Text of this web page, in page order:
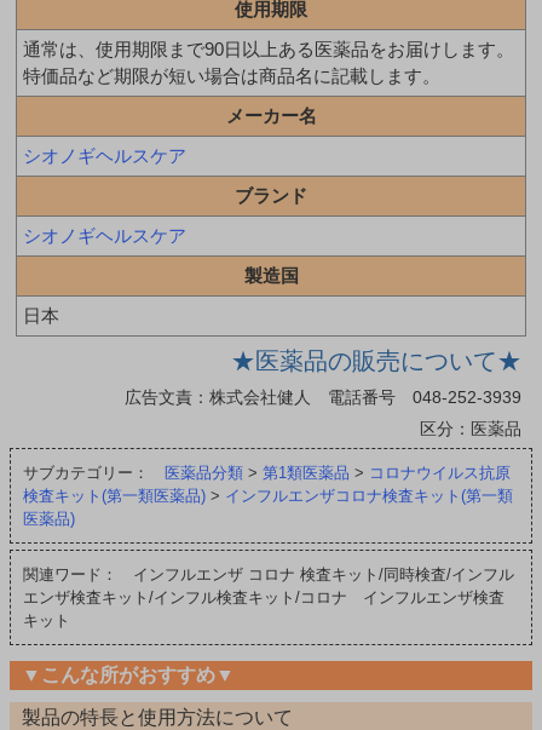
使用期限
通常は、使用期限まで90日以上ある医薬品をお届けします。
特価品など期限が短い場合は商品名に記載します。
メーカー名
シオノギヘルスケア
ブランド
シオノギヘルスケア
製造国
日本
★医薬品の販売について★
広告文責：株式会社健人 電話番号 048-252-3939
区分：医薬品
サブカテゴリー： 医薬品分類 > 第1類医薬品 > コロナウイルス抗原
検査キット(第一類医薬品) > インフルエンザコロナ検査キット(第一類
医薬品)
関連ワード： インフルエンザ コロナ 検査キット/同時検査/インフル
エンザ検査キット/インフル検査キット/コロナ インフルエンザ検査
キット
▼こんな所がおすすめ▼
製品の特長と使用方法について